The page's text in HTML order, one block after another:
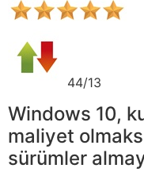
44/13
Windows 10,
maliyet
sürümler